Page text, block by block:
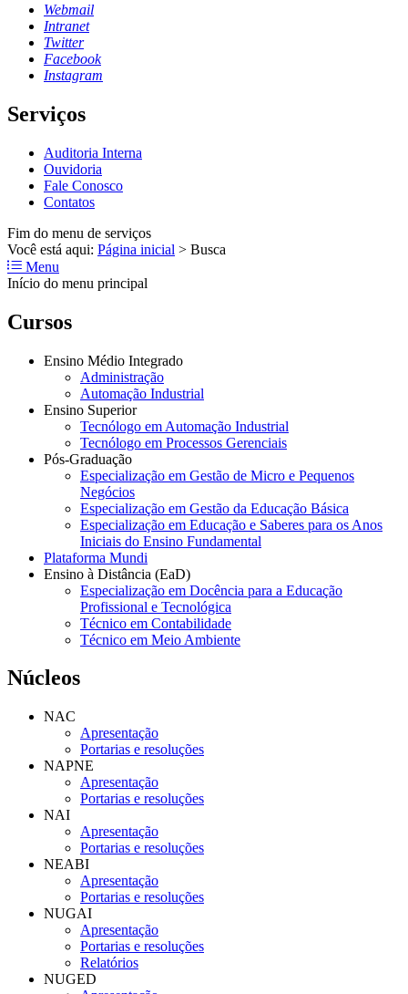
Webmail
Intranet
Twitter
Facebook
Instagram
Serviços
Auditoria Interna
Ouvidoria
Fale Conosco
Contatos
Fim do menu de serviços
Você está aqui: Página inicial > Busca
Menu
Início do menu principal
Cursos
Ensino Médio Integrado
Administração
Automação Industrial
Ensino Superior
Tecnólogo em Automação Industrial
Tecnólogo em Processos Gerenciais
Pós-Graduação
Especialização em Gestão de Micro e Pequenos
Negócios
Especialização em Gestão da Educação Básica
Especialização em Educação e Saberes para os Anos
Iniciais do Ensino Fundamental
Plataforma Mundi
Ensino à Distância (EaD)
Especialização em Docência para a Educação
Profissional e Tecnológica
Técnico em Contabilidade
Técnico em Meio Ambiente
Núcleos
NAC
Apresentação
Portarias e resoluções
NAPNE
Apresentação
Portarias e resoluções
NAI
Apresentação
Portarias e resoluções
NEABI
Apresentação
Portarias e resoluções
NUGAI
Apresentação
Portarias e resoluções
Relatórios
NUGED